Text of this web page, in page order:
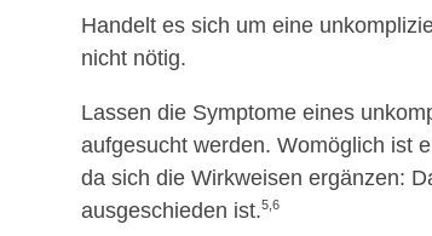
Handelt es sich um eine
nicht nötig.
Lassen die Symptome eines
aufgesucht werden. Womöglich ist
da sich die Wirkweisen ergänzen:
ausgeschieden ist.5,6